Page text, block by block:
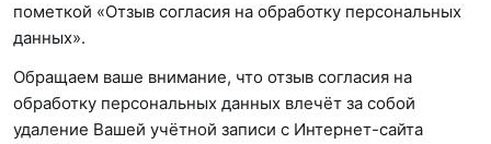
пометкой «Отзыв согласия на обработку персональных
данных».
Обращаем ваше внимание, что отзыв согласия на
обработку персональных данных влечёт за собой
удаление Вашей учётной записи с Интернет-сайта